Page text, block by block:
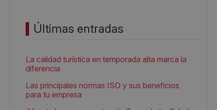
Últimas entradas
La calidad turística en temporada alta marca la
diferencia
Las principales normas ISO y sus beneficios
para tu empresa